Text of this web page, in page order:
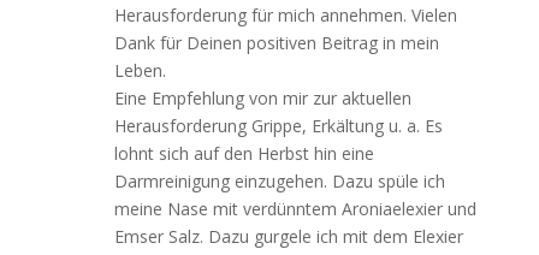
Herausforderung für mich annehmen. Vielen
Dank für Deinen positiven Beitrag in mein
Leben.
Eine Empfehlung von mir zur aktuellen
Herausforderung Grippe, Erkältung u. a. Es
lohnt sich auf den Herbst hin eine
Darmreinigung einzugehen. Dazu spüle ich
meine Nase mit verdünntem Aroniaelexier und
Emser Salz. Dazu gurgele ich mit dem Elexier